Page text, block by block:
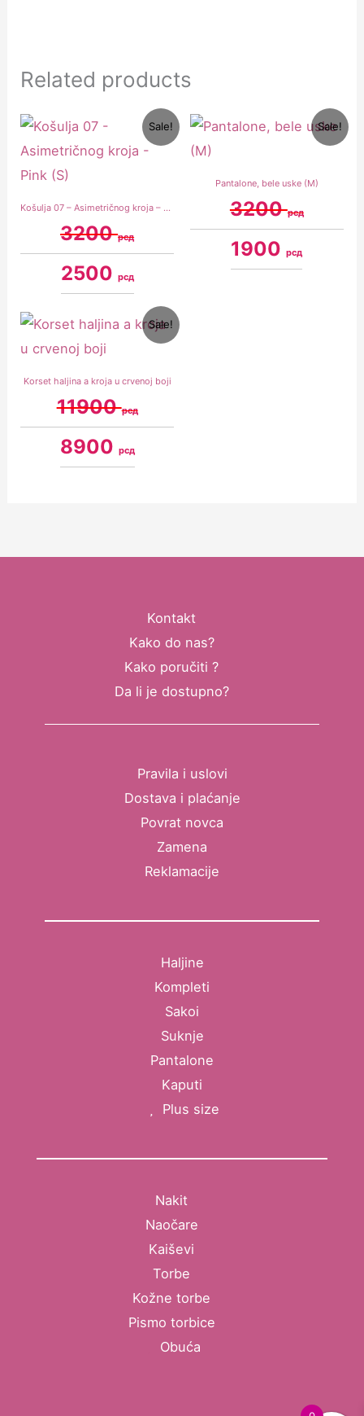
Related products
Sale!
Košulja 07 – Asimetričnog kroja – Pink (S)
3200рсд
Original
price
was:
3200 рсд.
2500 рсд
Current
price
2500 рсд.
Sale!
Pantalone, bele uske (M)
3200рсд
Original
price
1900рсд
Current
price
Sale!
Korset haljina a kroja u crvenoj boji
11900рсд
Original
price
was:
11900 рсд.
8900 рсд
Current
price
Kontakt
Kako do nas?
Kako poručiti ?
Da li je dostupno?
Pravila i uslovi
Dostava i plaćanje
Povrat novca
Zamena
Reklamacije
Haljine
Kompleti
Sakoi
Suknje
Pantalone
Kaputi
Plus size
Nakit
Naočare
Kaiševi
Torbe
Kožne torbe
Pismo torbice
Obuća